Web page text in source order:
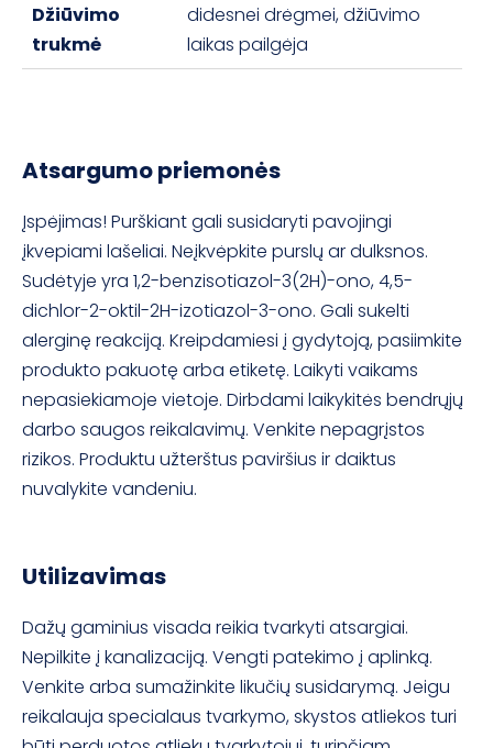
Džiūvimo
trukmė
didesnei drėgmei, džiūvimo
laikas pailgėja
Atsargumo priemonės
Įspėjimas! Purškiant gali susidaryti pavojingi
įkvepiami lašeliai. Neįkvėpkite purslų ar dulksnos.
Sudėtyje yra 1,2-benzisotiazol-3(2H)-ono, 4,5-
dichlor-2-oktil-2H-izotiazol-3-ono. Gali sukelti
alerginę reakciją. Kreipdamiesi į gydytoją, pasiimkite
produkto pakuotę arba etiketę. Laikyti vaikams
nepasiekiamoje vietoje. Dirbdami laikykitės bendrųjų
darbo saugos reikalavimų. Venkite nepagrįstos
rizikos. Produktu užterštus paviršius ir daiktus
nuvalykite vandeniu.
Utilizavimas
Dažų gaminius visada reikia tvarkyti atsargiai.
Nepilkite į kanalizaciją. Vengti patekimo į aplinką.
Venkite arba sumažinkite likučių susidarymą. Jeigu
reikalauja specialaus tvarkymo, skystos atliekos turi